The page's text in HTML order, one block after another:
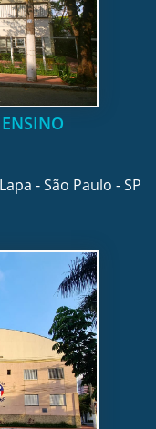
- São Paulo - SP